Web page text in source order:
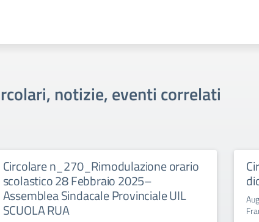
notizie, eventi correlati
Circolare n_270_Rimodulazione orario
scolastico 28 Febbraio 2025–
Assemblea Sindacale Provinciale UIL
SCUOLA RUA